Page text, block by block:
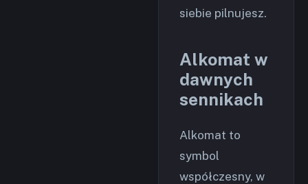
siebie pilnujesz.
Alkomat w
dawnych
sennikach
Alkomat to
symbol
współczesny, w